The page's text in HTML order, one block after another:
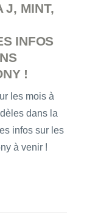
J, MINT,
INFOS
!
les mois à
dans la
infos sur les
à venir !